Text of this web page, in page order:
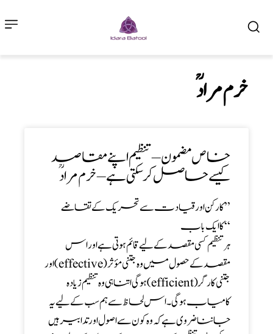
خرم مرادؒ
خاص مضمون – تنظیم اپنے مقاصد
کیسے حاصل کرسکتی ہے – خرم مرادؒ
’’ کارکن اورقیادت سےتحریک کے تقاضے
‘‘ کاایک باب
ہر تنظیم کسی مقصد کے لیے قائم ہوتی ہے اور اس
مقصد کے حصول میں وہ جتنی مؤثر (effective) اور
جتنی کارگر (efficient) ہوگی اتنا ہی وہ تنظیم زیادہ
کامیاب ہوگی۔ اس لحاظ سے ہم سب کے لیے یہ
جاننا ضروی ہے کہ وہ کون سے اصول اور تدابیر ہیں